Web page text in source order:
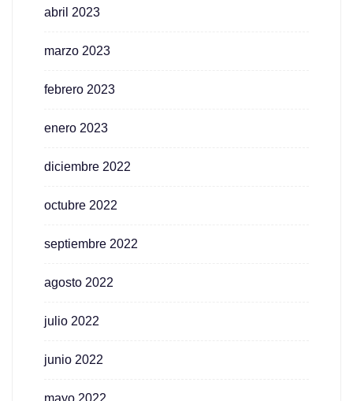
abril 2023
marzo 2023
febrero 2023
enero 2023
diciembre 2022
octubre 2022
septiembre 2022
agosto 2022
julio 2022
junio 2022
mayo 2022